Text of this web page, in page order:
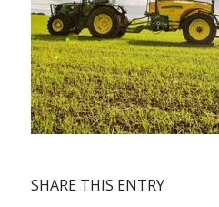
SHARE THIS ENTRY